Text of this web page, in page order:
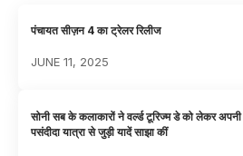
पंचायत सीज़न 4 का ट्रेलर रिलीज
JUNE 11, 2025
सोनी सब के कलाकारों ने वर्ल्ड टूरिज्म डे को लेकर अपनी
पसंदीदा यात्रा से जुड़ी यादें साझा कीं